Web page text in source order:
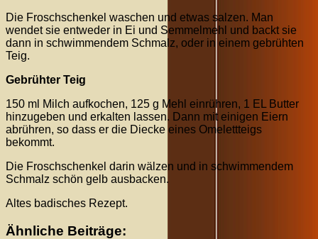
Die Froschschenkel waschen und etwas salzen. Man
wendet sie entweder in Ei und Semmelmehl und backt sie
dann in schwimmendem Schmalz, oder in einem gebrühten
Teig.
Gebrühter Teig
150 ml Milch aufkochen, 125 g Mehl einrühren, 1 EL Butter
hinzugeben und erkalten lassen. Dann mit einigen Eiern
abrühren, so dass er die Diecke eines Omelettteigs
bekommt.
Die Froschschenkel darin wälzen und in schwimmendem
Schmalz schön gelb ausbacken.
Altes badisches Rezept.
Ähnliche Beiträge: